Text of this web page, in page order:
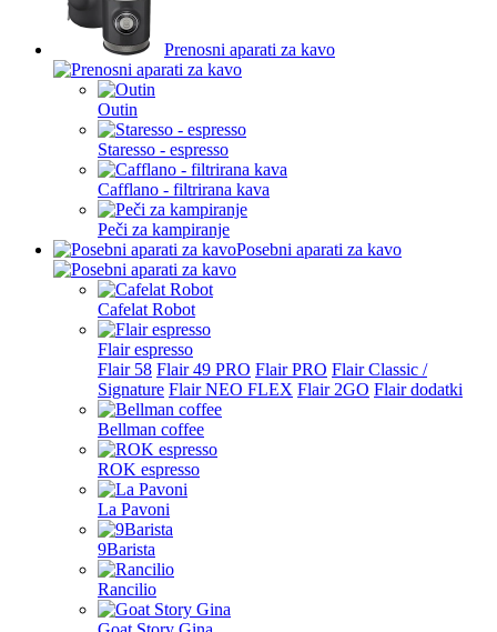
Prenosni aparati za kavo
Outin
Staresso - espresso
Cafflano - filtrirana kava
Peči za kampiranje
Posebni aparati za kavo
Cafelat Robot
Flair espresso
Flair 58 Flair 49 PRO Flair PRO Flair Classic /
Signature Flair NEO FLEX Flair 2GO Flair dodatki
Bellman coffee
ROK espresso
La Pavoni
9Barista
Rancilio